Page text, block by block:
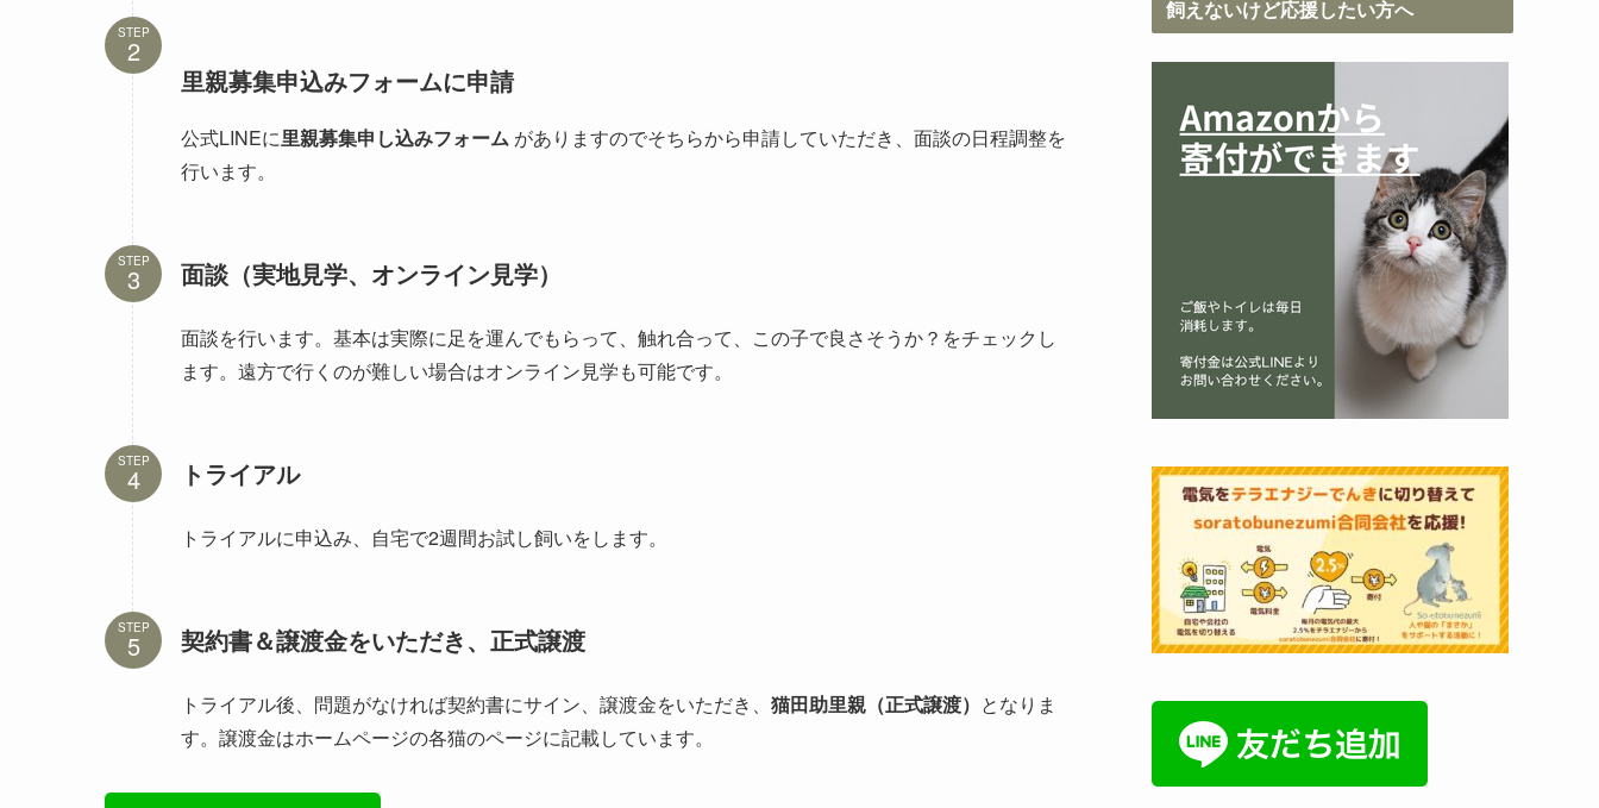
STEP
里親募集申込みフォームに申請
公式LINEに里親募集申し込みフォーム がありますのでそちらから申請していただき、面談の日程調整を
行います。
STEP 面談（実地見学、オンライン見学）
面談を行います。基本は実際に足を運んでもらって、触れ合って、この子で良さそうか？をチェックし
ます。遠方で行くのが難しい場合はオンライン見学も可能です。
STEP トライアル
トライアルに申込み、自宅で2週間お試し飼いをします。
STEP 契約書＆譲渡金をいただき、正式譲渡
トライアル後、問題がなければ契約書にサイン、譲渡金をいただき、 猫田助里親（正式譲渡） となりま
す。譲渡金はホームページの各猫のページに記載しています。
飼えないけど応援したい方へ